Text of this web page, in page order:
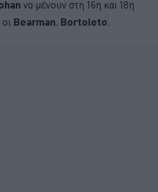
να μένουν στη 16η και 18η
Bearman, Bortoleto